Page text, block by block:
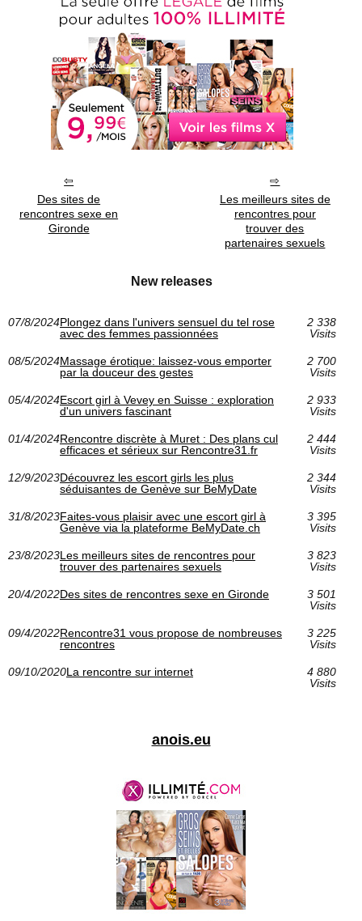
Des sites de
rencontres sexe en
Gironde
Les meilleurs sites de
rencontres pour
trouver des
partenaires sexuels
New releases
07/8/2024Plongez dans l'univers sensuel du tel rose
avec des femmes passionnées
2 338
Visits
08/5/2024Massage érotique: laissez-vous emporter
par la douceur des gestes
2 700
Visits
05/4/2024Escort girl à Vevey en Suisse : exploration
d'un univers fascinant
2 933
Visits
01/4/2024Rencontre discrète à Muret : Des plans cul
efficaces et sérieux sur Rencontre31.fr
2 444
Visits
12/9/2023Découvrez les escort girls les plus
séduisantes de Genève sur BeMyDate
2 344
Visits
31/8/2023Faites-vous plaisir avec une escort girl à
Genève via la plateforme BeMyDate.ch
3 395
Visits
23/8/2023Les meilleurs sites de rencontres pour
trouver des partenaires sexuels
3 823
Visits
20/4/2022Des sites de rencontres sexe en Gironde
3 501
Visits
09/4/2022Rencontre31 vous propose de nombreuses
rencontres
3 225
Visits
09/10/2020La rencontre sur internet
4 880
Visits
anois.eu